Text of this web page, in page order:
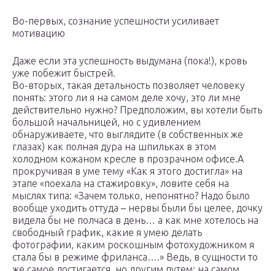
Во-первых, сознание успешности усиливает
мотивацию
Даже если эта успешность выдумана (пока!), кровь
уже побежит быстрей.
Во-вторых, такая детальность позволяет человеку
понять: этого ли я на самом деле хочу, это ли мне
действительно нужно? Предположим, вы хотели быть
большой начальницей, но с удивлением
обнаруживаете, что выглядите (в собственных же
глазах) как полная дура на шпильках в этом
холодном кожаном кресле в прозрачном офисе.А
прокручивая в уме тему «Как я этого достигла» на
этапе «поехала на стажировку», ловите себя на
мыслях типа: «Зачем только, непонятно? Надо было
вообще уходить оттуда – нервы были бы целее, дочку
видела бы не полчаса в день… а как мне хотелось на
свободный график, какие я умею делать
фотографии, каким роскошным фотохудожником я
стала бы в режиме фриланса….» Ведь, в сущности то